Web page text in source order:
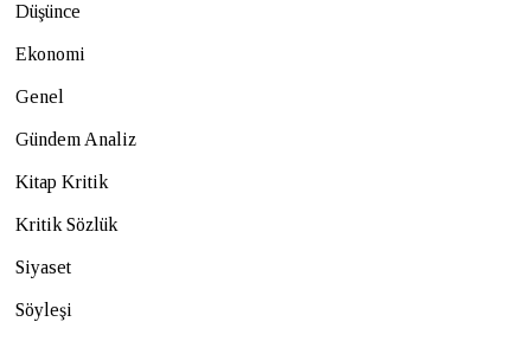
Düşünce
Ekonomi
Genel
Gündem Analiz
Kitap Kritik
Kritik Sözlük
Siyaset
Söyleşi